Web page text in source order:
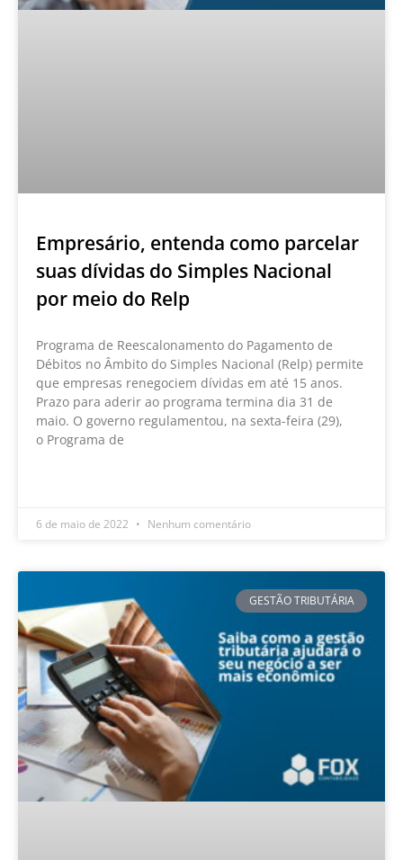
Empresário, entenda como parcelar
suas dívidas do Simples Nacional
por meio do Relp
Programa de Reescalonamento do Pagamento de
Débitos no Âmbito do Simples Nacional (Relp) permite
que empresas renegociem dívidas em até 15 anos.
Prazo para aderir ao programa termina dia 31 de
maio. O governo regulamentou, na sexta-feira (29),
o Programa de
6 de maio de 2022 Nenhum comentário
GESTÃO TRIBUTÁRIA